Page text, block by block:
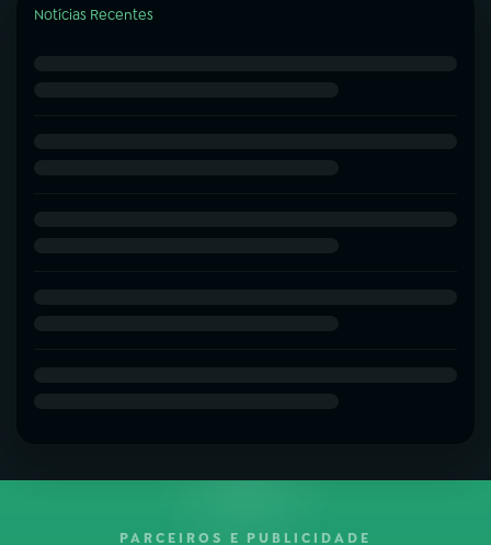
Notícias Recentes
PARCEIROS E PUBLICIDADE